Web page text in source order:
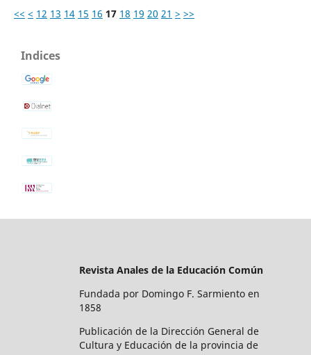
<< < 12 13 14 15 16 17 18 19 20 21 > >>
Indices
Revista Anales de la Educación Común
Fundada por Domingo F. Sarmiento en
1858
Publicación de la Dirección General de
Cultura y Educación de la provincia de